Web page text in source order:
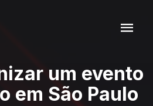
um evento
em São Paulo